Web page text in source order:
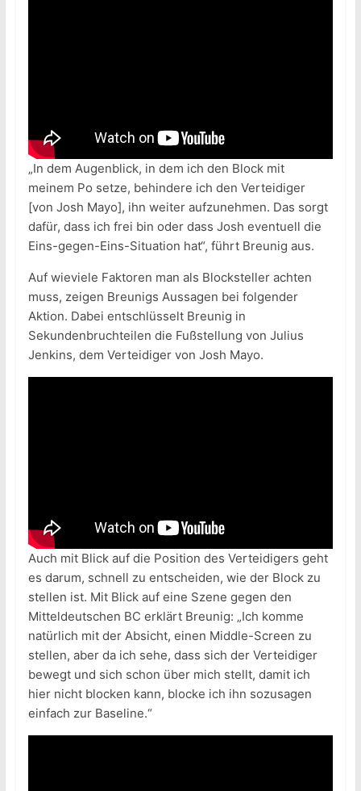
„In dem Augenblick, in dem ich den Block mit
meinem Po setze, behindere ich den Verteidiger
[von Josh Mayo], ihn weiter aufzunehmen. Das sorgt
dafür, dass ich frei bin oder dass Josh eventuell die
Eins-gegen-Eins-Situation hat“, führt Breunig aus.
Auf wieviele Faktoren man als Blocksteller achten
muss, zeigen Breunigs Aussagen bei folgender
Aktion. Dabei entschlüsselt Breunig in
Sekundenbruchteilen die Fußstellung von Julius
Jenkins, dem Verteidiger von Josh Mayo.
Auch mit Blick auf die Position des Verteidigers geht
es darum, schnell zu entscheiden, wie der Block zu
stellen ist. Mit Blick auf eine Szene gegen den
Mitteldeutschen BC erklärt Breunig: „Ich komme
natürlich mit der Absicht, einen Middle-Screen zu
stellen, aber da ich sehe, dass sich der Verteidiger
bewegt und sich schon über mich stellt, damit ich
hier nicht blocken kann, blocke ich ihn sozusagen
einfach zur Baseline.“